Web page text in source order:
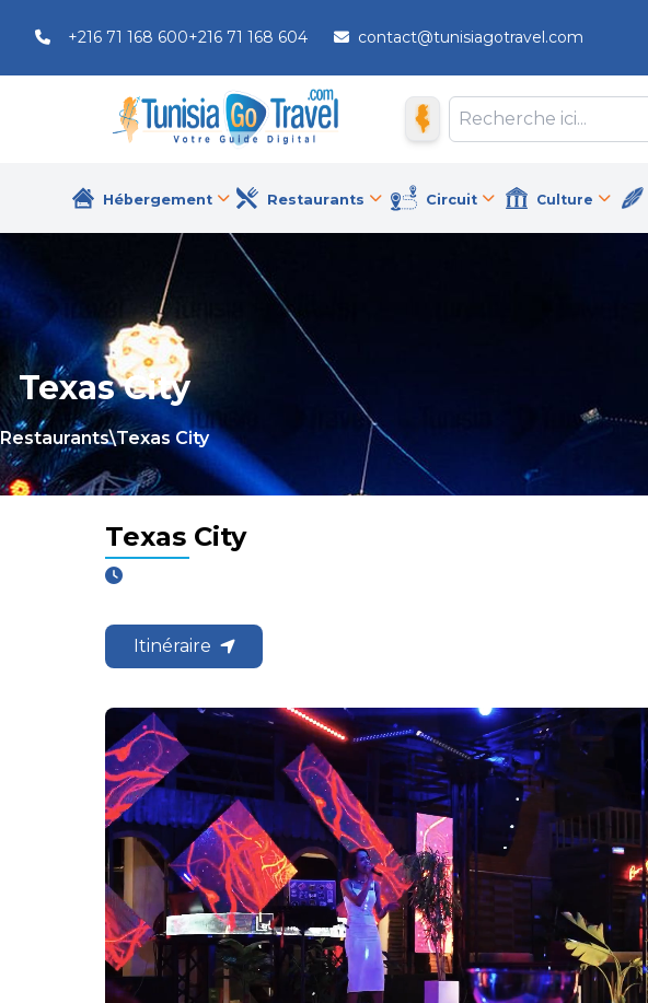
+216 71 168 600+216 71 168 604 contact@tunisiagotravel.com
Hébergement Restaurants Circuit Culture
Texas City
Restaurants\Texas City
Texas City
Itinéraire